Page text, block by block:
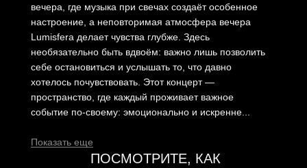
вечера, где музыка при свечах создаёт особенное
настроение, а неповторимая атмосфера вечера
Lumisfera делает чувства глубже. Здесь
необязательно быть вдвоём: важно лишь позволить
себе остановиться и услышать то, что давно
хотелось почувствовать. Этот концерт —
пространство, где каждый проживает важное
событие по-своему: эмоционально и искренне...
Показать еще
ПОСМОТРИТЕ, КАК